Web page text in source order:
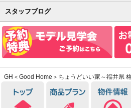
スタッフブログ
GH＜Good Home＞ちょうどいい家～福井県